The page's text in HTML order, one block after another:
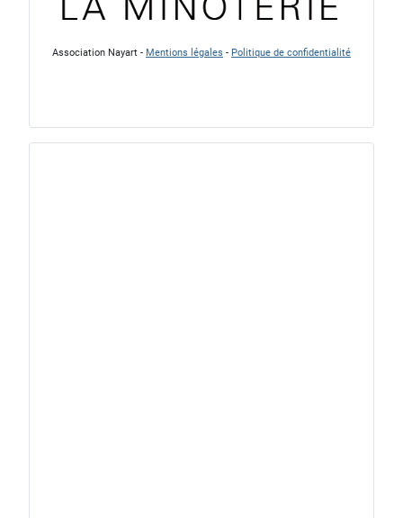
Association Nayart - Mentions légales - Politique de confidentialité